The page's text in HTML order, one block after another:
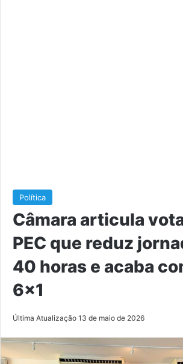
Política
Câmara articula
PEC que reduz
40 horas e acaba
6×1
Última Atualização 13 de maio de 2026